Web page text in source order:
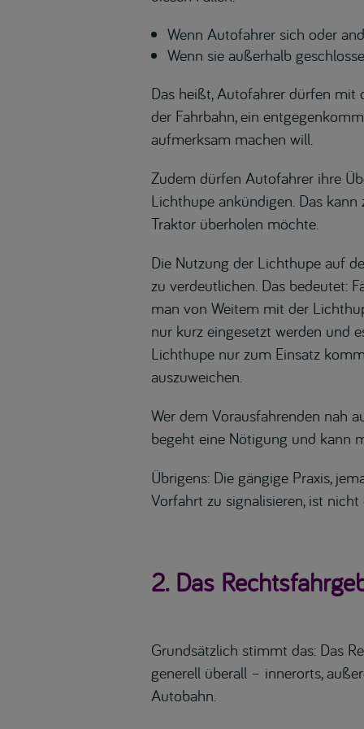
Wenn Autofahrer sich oder
Wenn sie außerhalb
Das heißt, Autofahrer dürfen mit
der Fahrbahn, ein
aufmerksam machen will.
Zudem dürfen Autofahrer ihre
Lichthupe ankündigen. Das
Traktor überholen möchte.
Die Nutzung der Lichthupe auf
zu verdeutlichen. Das bedeutet:
man von Weitem mit der
nur kurz eingesetzt werden und
Lichthupe nur zum Einsatz
auszuweichen.
Wer dem Vorausfahrenden nah
begeht eine Nötigung und kann
Übrigens: Die gängige Praxis,
Vorfahrt zu signalisieren, ist nicht
2. Das
Grundsätzlich stimmt das: Das
generell überall – innerorts,
Autobahn.